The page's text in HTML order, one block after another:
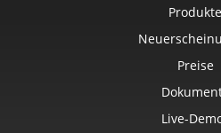
Produkte
Preise
Live-